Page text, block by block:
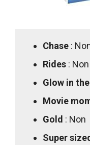
Chase :
Rides : Non
Glow in
Movie
Gold : Non
Super